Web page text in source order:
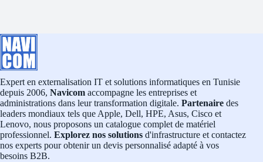
Expert en externalisation IT et solutions informatiques en Tunisie
depuis 2006, Navicom accompagne les entreprises et
administrations dans leur transformation digitale. Partenaire des
leaders mondiaux tels que Apple, Dell, HPE, Asus, Cisco et
Lenovo, nous proposons un catalogue complet de matériel
professionnel. Explorez nos solutions d'infrastructure et contactez
nos experts pour obtenir un devis personnalisé adapté à vos
besoins B2B.